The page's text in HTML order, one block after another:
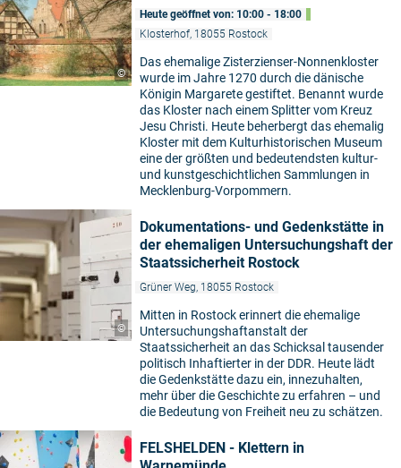
©
Heute geöffnet von: 10:00 - 18:00
Klosterhof, 18055 Rostock
Das ehemalige Zisterzienser-Nonnenkloster
wurde im Jahre 1270 durch die dänische
Königin Margarete gestiftet. Benannt wurde
das Kloster nach einem Splitter vom Kreuz
Jesu Christi. Heute beherbergt das ehemalig
Kloster mit dem Kulturhistorischen Museum
eine der größten und bedeutendsten kultur-
und kunstgeschichtlichen Sammlungen in
Mecklenburg-Vorpommern.
©
Dokumentations- und Gedenkstätte in
der ehemaligen Untersuchungshaft der
Staatssicherheit Rostock
Grüner Weg, 18055 Rostock
Mitten in Rostock erinnert die ehemalige
Untersuchungshaftanstalt der
Staatssicherheit an das Schicksal tausender
politisch Inhaftierter in der DDR. Heute lädt
die Gedenkstätte dazu ein, innezuhalten,
mehr über die Geschichte zu erfahren – und
die Bedeutung von Freiheit neu zu schätzen.
FELSHELDEN - Klettern in